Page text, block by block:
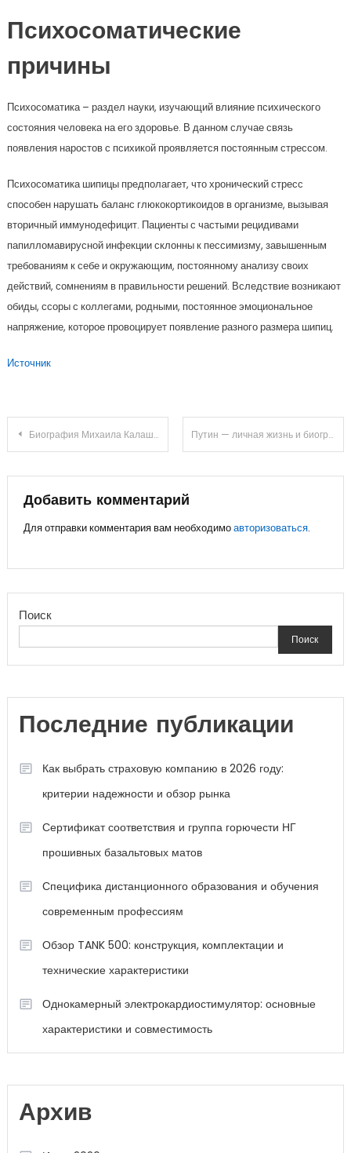
Психосоматические
причины
Психосоматика – раздел науки, изучающий влияние психического
состояния человека на его здоровье. В данном случае связь
появления наростов с психикой проявляется постоянным стрессом.
Психосоматика шипицы предполагает, что хронический стресс
способен нарушать баланс глюкокортикоидов в организме, вызывая
вторичный иммунодефицит. Пациенты с частыми рецидивами
папилломавирусной инфекции склонны к пессимизму, завышенным
требованиям к себе и окружающим, постоянному анализу своих
действий, сомнениям в правильности решений. Вследствие возникают
обиды, ссоры с коллегами, родными, постоянное эмоциональное
напряжение, которое провоцирует появление разного размера шипиц.
Источник
Навигация
записям
Биография Михаила Калашникова — от детства до создания легендарного автомата Путин — личная жизнь и биография президента России
Добавить комментарий
Для отправки комментария вам необходимоавторизоваться.
Поиск
Поиск
Последние публикации
Как выбрать страховую компанию в 2026 году:
критерии надежности и обзор рынка
Сертификат соответствия и группа горючести НГ
прошивных базальтовых матов
Специфика дистанционного образования и обучения
современным профессиям
Обзор TANK 500: конструкция, комплектации и
технические характеристики
Однокамерный электрокардиостимулятор: основные
характеристики и совместимость
Архив